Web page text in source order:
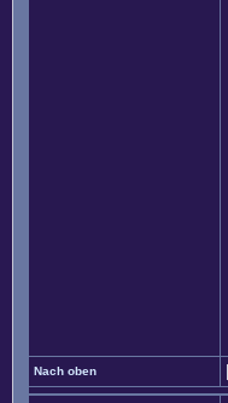
Nach oben